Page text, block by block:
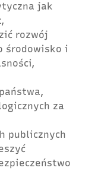
jak
rozwój
środowisko i
za
publicznych